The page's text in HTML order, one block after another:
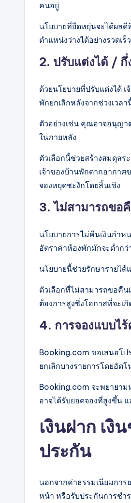
คนอยู่
นโยบายที่ยืดหยุ่นจะได้ผล
ตำแหน่งว่างได้อย่างรวดเ
2. ปรับแต่งได้ /
ด้วยนโยบายที่ปรับแต่งได้
พักยกเลิกหลังจากช่วงเวล
ตัวอย่างเช่น คุณอาจอนุญา
ในภายหลัง
ตัวเลือกนี้ช่วยสร้างสมดุลร
เจ้าของบ้านพักตากอากาศ
จองหยุดชะงักโดยสิ้นเชิง
3. ไม่สามารถขอ
นโยบายการไม่คืนเงินกำห
อัตราค่าห้องพักมักจะต่ำกว่
นโยบายนี้ช่วยรักษารายได้
ตัวเลือกที่ไม่สามารถขอคื
ต้องการสูงซึ่งโอกาสที่จะเ
4. การจองแบบไร้
Booking.com ขอเสนอโป
ยกเลิกบางรายการโดยอัต
Booking.com จะพยายาม
อาจได้รับยอดจองที่สูงขึ้น
เงินฝาก เงิ
ประกัน
นอกจากค่าธรรมเนียมการ
หน้า หรือรับประกันการชำ